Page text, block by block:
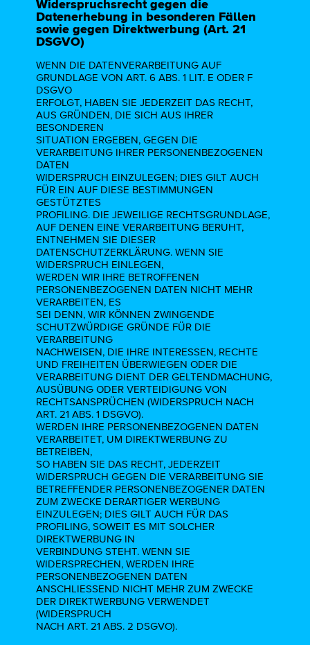
Widerspruchsrecht gegen die
Datenerhebung in besonderen Fällen
sowie gegen Direktwerbung (Art. 21
DSGVO)
WENN DIE DATENVERARBEITUNG AUF
GRUNDLAGE VON ART. 6 ABS. 1 LIT. E ODER F
DSGVO
ERFOLGT, HABEN SIE JEDERZEIT DAS RECHT,
AUS GRÜNDEN, DIE SICH AUS IHRER
BESONDEREN
SITUATION ERGEBEN, GEGEN DIE
VERARBEITUNG IHRER PERSONENBEZOGENEN
DATEN
WIDERSPRUCH EINZULEGEN; DIES GILT AUCH
FÜR EIN AUF DIESE BESTIMMUNGEN
GESTÜTZTES
PROFILING. DIE JEWEILIGE RECHTSGRUNDLAGE,
AUF DENEN EINE VERARBEITUNG BERUHT,
ENTNEHMEN SIE DIESER
DATENSCHUTZERKLÄRUNG. WENN SIE
WIDERSPRUCH EINLEGEN,
WERDEN WIR IHRE BETROFFENEN
PERSONENBEZOGENEN DATEN NICHT MEHR
VERARBEITEN, ES
SEI DENN, WIR KÖNNEN ZWINGENDE
SCHUTZWÜRDIGE GRÜNDE FÜR DIE
VERARBEITUNG
NACHWEISEN, DIE IHRE INTERESSEN, RECHTE
UND FREIHEITEN ÜBERWIEGEN ODER DIE
VERARBEITUNG DIENT DER GELTENDMACHUNG,
AUSÜBUNG ODER VERTEIDIGUNG VON
RECHTSANSPRÜCHEN (WIDERSPRUCH NACH
ART. 21 ABS. 1 DSGVO).
WERDEN IHRE PERSONENBEZOGENEN DATEN
VERARBEITET, UM DIREKTWERBUNG ZU
BETREIBEN,
SO HABEN SIE DAS RECHT, JEDERZEIT
WIDERSPRUCH GEGEN DIE VERARBEITUNG SIE
BETREFFENDER PERSONENBEZOGENER DATEN
ZUM ZWECKE DERARTIGER WERBUNG
EINZULEGEN; DIES GILT AUCH FÜR DAS
PROFILING, SOWEIT ES MIT SOLCHER
DIREKTWERBUNG IN
VERBINDUNG STEHT. WENN SIE
WIDERSPRECHEN, WERDEN IHRE
PERSONENBEZOGENEN DATEN
ANSCHLIESSEND NICHT MEHR ZUM ZWECKE
DER DIREKTWERBUNG VERWENDET
(WIDERSPRUCH
NACH ART. 21 ABS. 2 DSGVO).